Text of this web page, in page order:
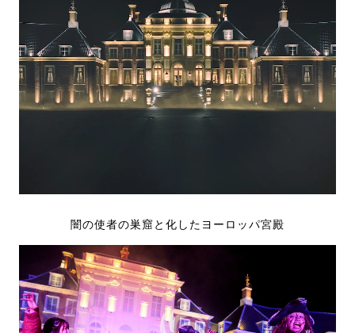
闇の使者の巣窟と化したヨーロッパ宮殿